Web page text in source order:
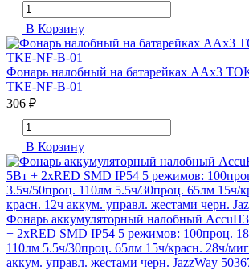
В Корзину
Фонарь налобный на батарейках ААх3
TKE-NF-B-01
306 ₽
В Корзину
Фонарь аккумуляторный налобный
+ 2хRED SMD IP54 5 режимов: 100проц.
110лм 5.5ч/30проц. 65лм 15ч/красн. 28ч/
аккум. управл. жестами черн. JazzWay